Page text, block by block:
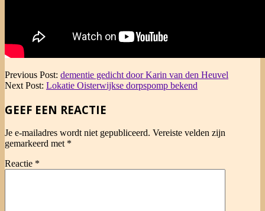
2018-
10-
Previous Post: dementie gedicht door Karin van den Heuvel
Next Post: Lokatie Oisterwijkse dorpspomp bekend
GEEF EEN REACTIE
Je e-mailadres wordt niet gepubliceerd. Vereiste velden zijn
gemarkeerd met *
Reactie *